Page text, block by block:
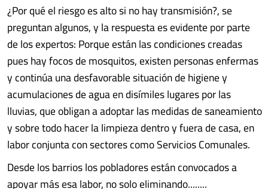
¿Por qué el riesgo es alto si no hay transmisión?, se
preguntan algunos, y la respuesta es evidente por parte
de los expertos: Porque están las condiciones creadas
pues hay focos de mosquitos, existen personas enfermas
y continúa una desfavorable situación de higiene y
acumulaciones de agua en disímiles lugares por las
lluvias, que obligan a adoptar las medidas de saneamiento
y sobre todo hacer la limpieza dentro y fuera de casa, en
labor conjunta con sectores como Servicios Comunales.
Desde los barrios los pobladores están convocados a
apoyar más esa labor, no solo eliminando........